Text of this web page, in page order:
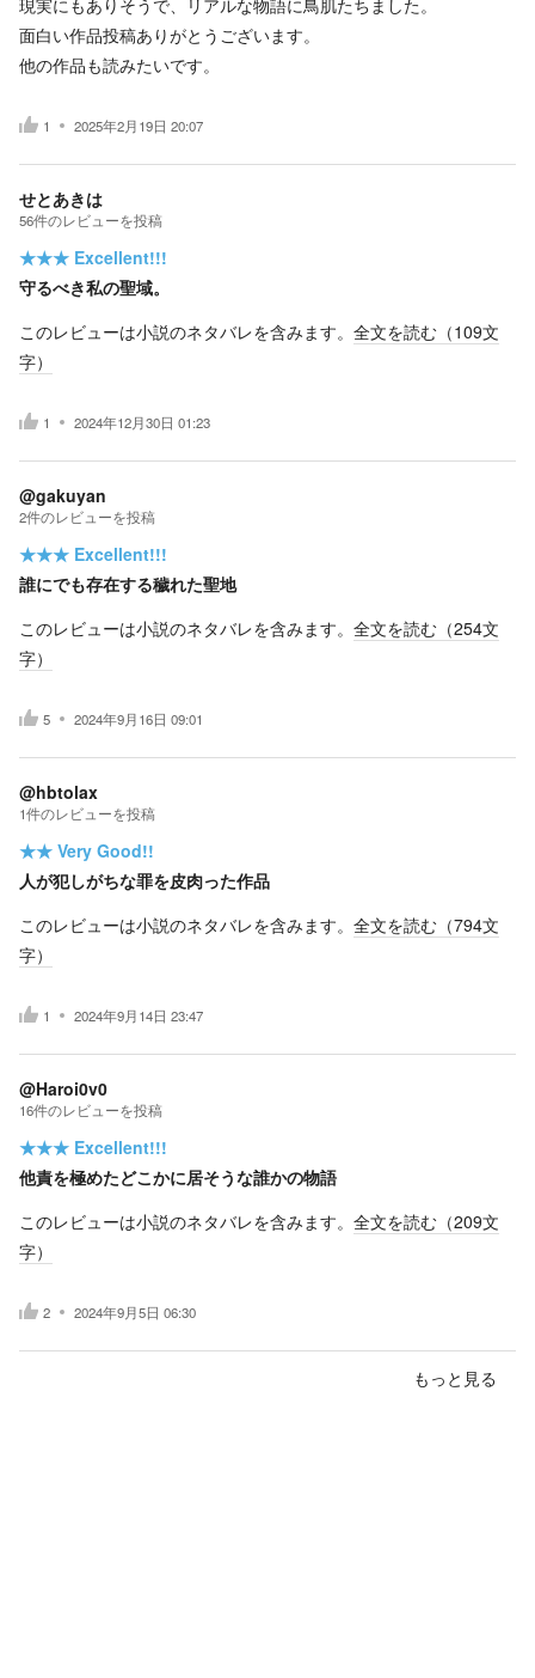
現実にもありそうで、リアルな物語に鳥肌たちました。
面白い作品投稿ありがとうございます。
他の作品も読みたいです。
1 2025年2月19日 20:07
せとあきは
56件のレビューを投稿
★★★ Excellent!!!
守るべき私の聖域。
このレビューは小説のネタバレを含みます。 全文を読む（109文
字）
1 2024年12月30日 01:23
@gakuyan
2件のレビューを投稿
★★★ Excellent!!!
誰にでも存在する穢れた聖地
このレビューは小説のネタバレを含みます。 全文を読む（254文
字）
5 2024年9月16日 09:01
@hbtolax
1件のレビューを投稿
★★ Very Good!!
人が犯しがちな罪を皮肉った作品
このレビューは小説のネタバレを含みます。 全文を読む（794文
字）
1 2024年9月14日 23:47
@Haroi0v0
16件のレビューを投稿
★★★ Excellent!!!
他責を極めたどこかに居そうな誰かの物語
このレビューは小説のネタバレを含みます。 全文を読む（209文
字）
2 2024年9月5日 06:30
もっと見る